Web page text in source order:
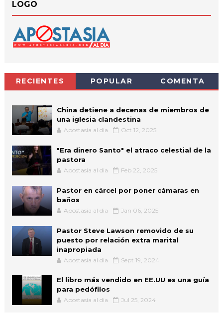
LOGO
RECIENTES POPULAR COMENTA
China detiene a decenas de miembros de
una iglesia clandestina
Apostasia al dia Oct 12, 2025
"Era dinero Santo" el atraco celestial de la
pastora
Apostasia al dia Feb 22, 2025
Pastor en cárcel por poner cámaras en
baños
Apostasia al dia Jan 06, 2025
Pastor Steve Lawson removido de su
puesto por relación extra marital
inapropiada
Apostasia al dia Sept 19, 2024
El libro más vendido en EE.UU es una guía
para pedófilos
Apostasia al dia Jul 25, 2024